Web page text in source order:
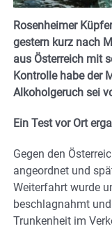
Rosenheimer
gestern kurz nach
aus Österreich mit
Kontrolle habe der
Alkoholgeruch sei
Ein Test vor Ort
Gegen den
angeordnet und
Weiterfahrt wurde
beschlagnahmt
Trunkenheit im